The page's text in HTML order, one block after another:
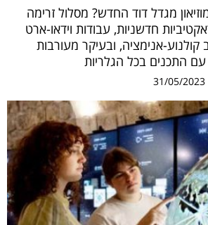
מגדל דוד החדש? מסלול זרימה
חדשניות, עבודות וידאו-ארט
קולנוע-אנימציה, ובעיקר מעורבות
התכנים בכל הגלריות
31/05/2023